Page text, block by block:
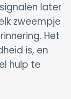
later
zweempje
Het
is, en
hulp te